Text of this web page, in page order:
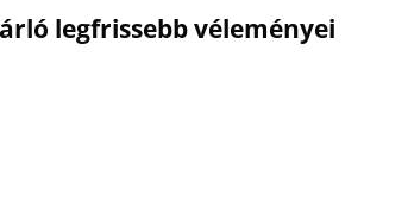
legfrissebb véleményei